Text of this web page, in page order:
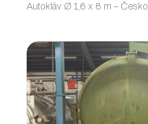
Autokláv Ø 1,6 x 8 m – Česko